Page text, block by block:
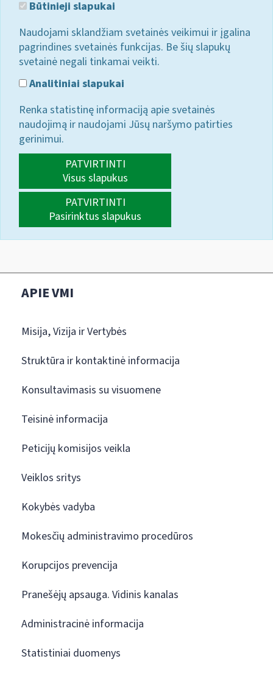
Būtinieji slapukai
Naudojami sklandžiam svetainės veikimui ir įgalina
pagrindines svetainės funkcijas. Be šių slapukų
svetainė negali tinkamai veikti.
Analitiniai slapukai
Renka statistinę informaciją apie svetainės
naudojimą ir naudojami Jūsų naršymo patirties
gerinimui.
PATVIRTINTI
Visus slapukus
PATVIRTINTI
Pasirinktus slapukus
APIE VMI
Misija, Vizija ir Vertybės
Struktūra ir kontaktinė informacija
Konsultavimasis su visuomene
Teisinė informacija
Peticijų komisijos veikla
Veiklos sritys
Kokybės vadyba
Mokesčių administravimo procedūros
Korupcijos prevencija
Pranešėjų apsauga. Vidinis kanalas
Administracinė informacija
Statistiniai duomenys